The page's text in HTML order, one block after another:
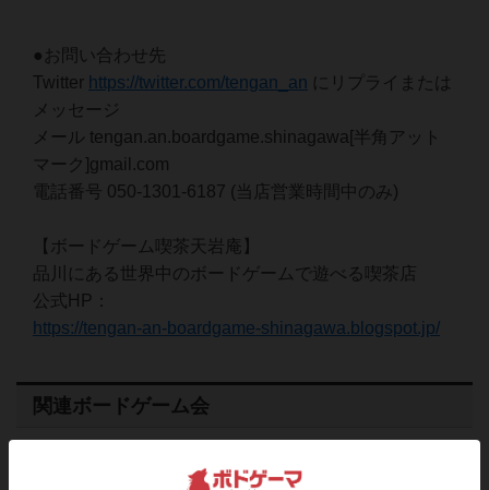
●お問い合わせ先
Twitter https://twitter.com/tengan_an にリプライまたは
メッセージ
メール tengan.an.boardgame.shinagawa[半角アット
マーク]gmail.com
電話番号 050-1301-6187 (当店営業時間中のみ)
【ボードゲーム喫茶天岩庵】
品川にある世界中のボードゲームで遊べる喫茶店
公式HP：
https://tengan-an-boardgame-shinagawa.blogspot.jp/
関連ボードゲーム会
近くで予定されてるボードゲーム会